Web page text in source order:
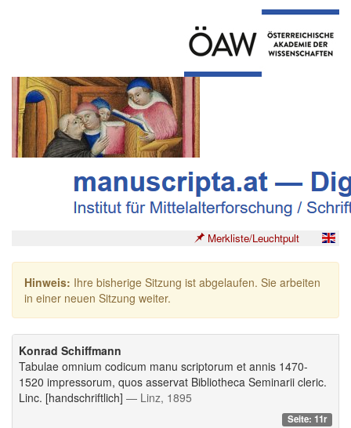
Merkliste/Leuchtpult
Hinweis: Ihre bisherige Sitzung ist abgelaufen. Sie arbeiten
in einer neuen Sitzung weiter.
Konrad Schiffmann
Tabulae omnium codicum manu scriptorum et annis 1470-
1520 impressorum, quos asservat Bibliotheca Seminarii cleric.
Linc. [handschriftlich] — Linz, 1895
Seite: 11r